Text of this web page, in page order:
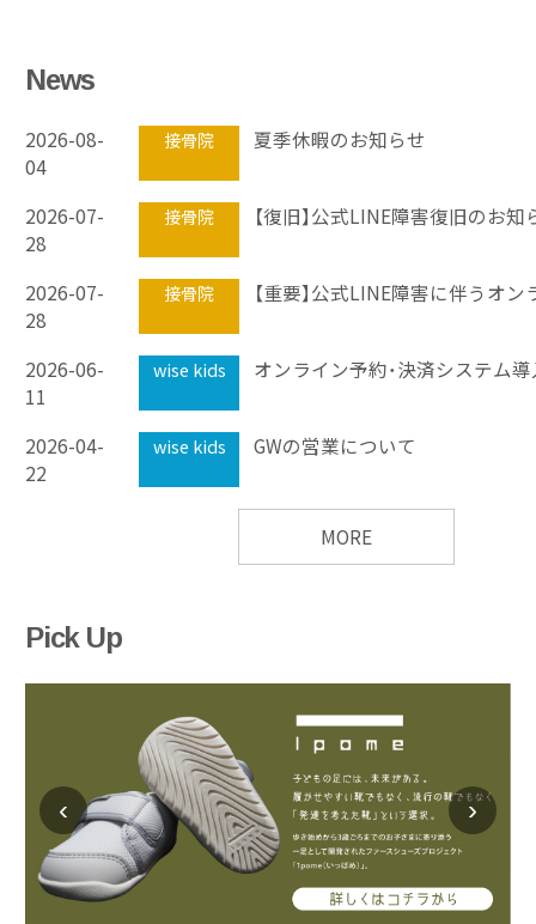
News
2026-08-
04
接骨院 夏季休暇のお知らせ
2026-07-
28
接骨院 【復旧】公式LINE障害復旧のお知
2026-07-
28
接骨院
2026-06-
11
wise kids オンライン予約・決済システム
2026-04-
22
wise kids GWの営業について
MORE
Pick Up
‹ ›